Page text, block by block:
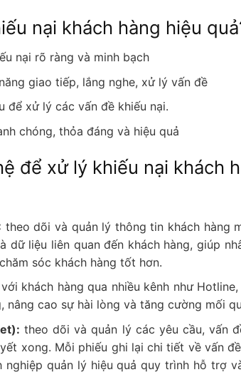
nại khách hàng hiệu
nại rõ ràng và minh bạch
giao tiếp, lắng nghe, xử lý vấn đề
để xử lý các vấn đề khiếu nại.
chóng, thỏa đáng và hiệu quả
để xử lý khiếu nại khách
theo dõi và quản lý thông tin khách hàng
dữ liệu liên quan đến khách hàng, giúp
sóc khách hàng tốt hơn.
khách hàng qua nhiều kênh như
nâng cao sự hài lòng và tăng cường mối
theo dõi và quản lý các yêu cầu, vấn
xong. Mỗi phiếu ghi lại chi tiết về vấn
nghiệp quản lý hiệu quả quy trình hỗ trợ